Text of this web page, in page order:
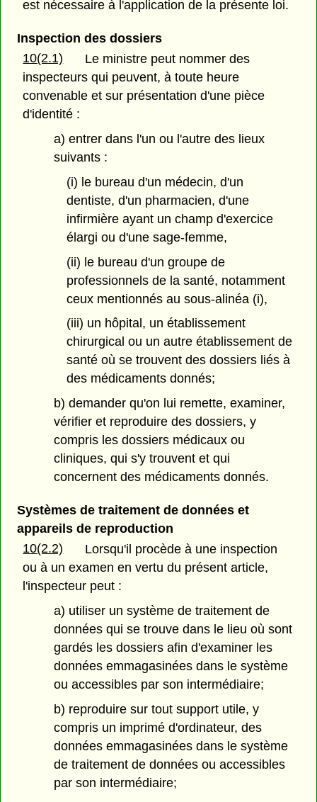
est nécessaire à l'application de la présente loi.
Inspection des dossiers
10(2.1)
Le ministre peut nommer des
inspecteurs qui peuvent, à toute heure
convenable et sur présentation d'une pièce
d'identité :
a) entrer dans l'un ou l'autre des lieux
suivants :
(i) le bureau d'un médecin, d'un
dentiste, d'un pharmacien, d'une
infirmière ayant un champ d'exercice
élargi ou d'une sage-femme,
(ii) le bureau d'un groupe de
professionnels de la santé, notamment
ceux mentionnés au sous-alinéa (i),
(iii) un hôpital, un établissement
chirurgical ou un autre établissement de
santé où se trouvent des dossiers liés à
des médicaments donnés;
b) demander qu'on lui remette, examiner,
vérifier et reproduire des dossiers, y
compris les dossiers médicaux ou
cliniques, qui s'y trouvent et qui
concernent des médicaments donnés.
Systèmes de traitement de données et
appareils de reproduction
10(2.2)
Lorsqu'il procède à une inspection
ou à un examen en vertu du présent article,
l'inspecteur peut :
a) utiliser un système de traitement de
données qui se trouve dans le lieu où sont
gardés les dossiers afin d'examiner les
données emmagasinées dans le système
ou accessibles par son intermédiaire;
b) reproduire sur tout support utile, y
compris un imprimé d'ordinateur, des
données emmagasinées dans le système
de traitement de données ou accessibles
par son intermédiaire;